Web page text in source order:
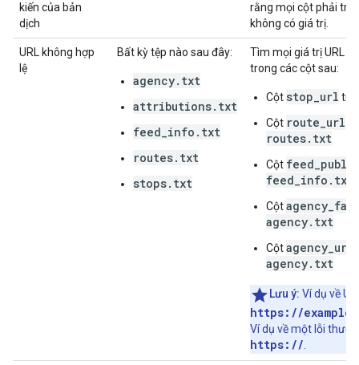
kiến của bản
dịch
rằng mọi cột phải
không có giá trị.
URL không hợp
lệ
Bất kỳ tệp nào sau đây:
agency.txt
attributions.txt
feed_info.txt
routes.txt
stops.txt
Tìm mọi giá trị URL
trong các cột sau:
Cột stop_url
Cột route_url
routes.txt
Cột
feed_info.txt
Cột
agency.txt
Cộtagency_url
agency.txt
Lưu ý: Ví dụ về
https://
Ví dụ về một lỗi
https://